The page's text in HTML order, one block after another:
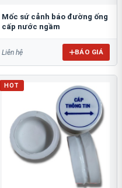
Mốc sứ cảnh báo đường ống
cấp nước ngầm
Liên hệ BÁO GIÁ
HOT